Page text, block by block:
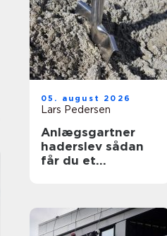
05. august 2026
Lars Pedersen
Anlægsgartner
haderslev sådan
får du et